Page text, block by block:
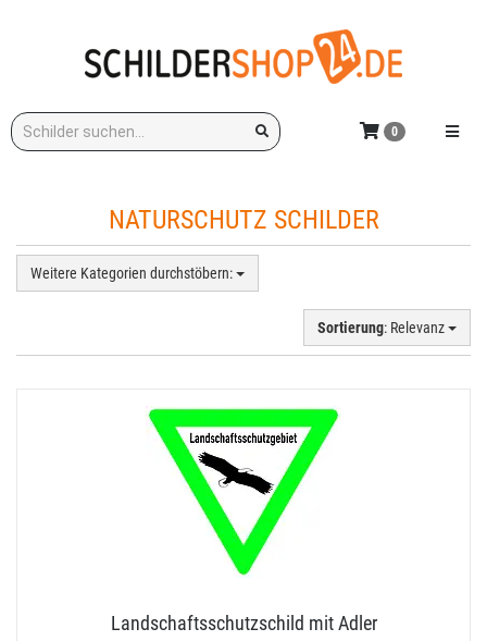
Stichwort: Menü
0
NATURSCHUTZ SCHILDER
Weitere Kategorien durchstöbern:
Sortierung: Relevanz
Landschaftsschutzschild mit Adler